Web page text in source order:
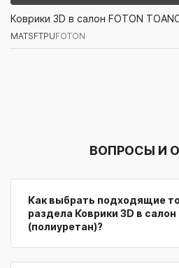
Артикул/Бренд
MATSFTPUFOTON
Коврики 3D в салон FOTON
MATSFTPUFOTON
ВОПРОСЫ И
Как выбрать подходящие
раздела Коврики 3D в салон
(полиуретан)?